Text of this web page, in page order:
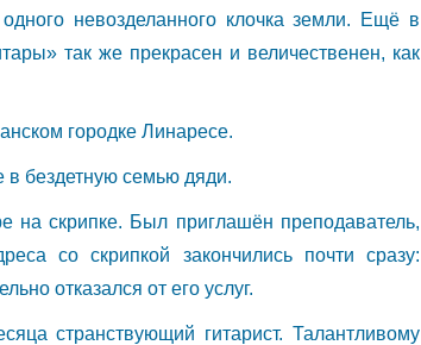
невозделанного клочка земли. Ещё в
так же прекрасен и величественен, как
городке Линаресе.
в бездетную семью дяди.
на скрипке. Был приглашён преподаватель,
со скрипкой закончились почти сразу:
отказался от его услуг.
странствующий гитарист. Талантливому